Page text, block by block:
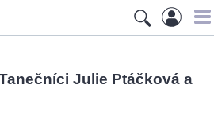
Julie Ptáčková a